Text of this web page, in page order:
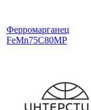
Ферромарганец
FeMn75C80MP